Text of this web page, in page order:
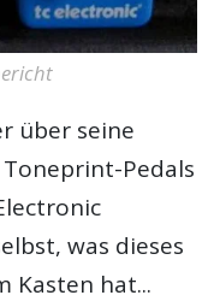
über seine
Pedals
was dieses
Kasten hat...